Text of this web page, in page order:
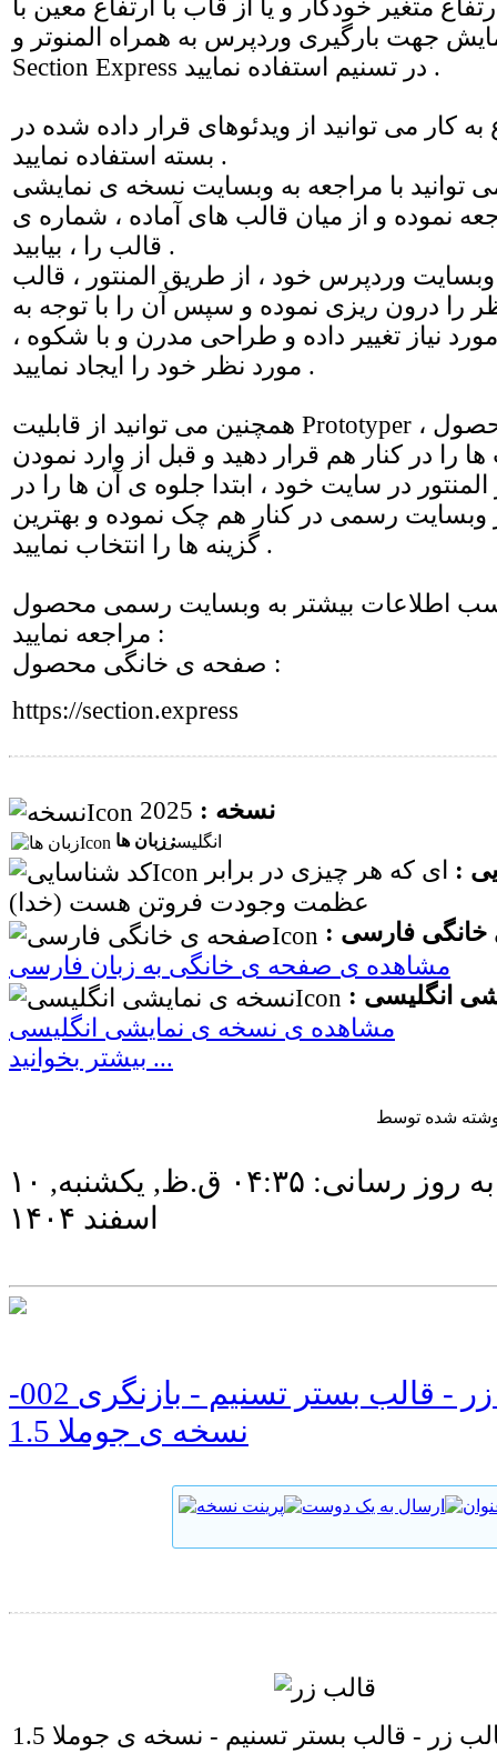
متغیر خودکار و یا از قاب با ارتفاع معین با
جهت بارگیری وردپرس به همراه المنوتر و
Section Express در تسنیم استفاده نمایید .
کار می توانید از ویدئوهای قرار داده شده در
بسته استفاده نمایید .
توانید با مراجعه به وبسایت نسخه ی نمایشی
نموده و از میان قالب های آماده ، شماره ی
قالب را ، بیابید .
وردپرس خود ، از طریق المنتور ، قالب
را درون ریزی نموده و سپس آن را با توجه به
نیاز تغییر داده و طراحی مدرن و با شکوه ،
مورد نظر خود را ایجاد نمایید .
همچنین می توانید از قابلیت Prototyper در وبسایت محصول ،
را در کنار هم قرار دهید و قبل از وارد نمودن
در سایت خود ، ابتدا جلوه ی آن ها را در
وبسایت رسمی در کنار هم چک نموده و بهترین
گزینه ها را انتخاب نمایید .
اطلاعات بیشتر به وبسایت رسمی محصول
مراجعه نمایید :
صفحه ی خانگی محصول :
https://section.express
نسخه :
زبان ها :
انگلیسی
: اى که هر چیزى در برابر
فارسی :
مشاهده ی صفحه ی خانگی به زبان فارسی
انگلیسی :
مشاهده ی نسخه ی نمایشی انگلیسی
بیشتر بخوانید ...
آخرین به روز رسانی: ۰۴:۳۵ ق.ظ, يكشنبه, ۱۰
اسفند ۱۴۰۴
قالب زر - قالب بستر تسنیم - بازنگری 002-
نسخه ی جوملا 1.5
زر - قالب بستر تسنیم - نسخه ی جوملا 1.5